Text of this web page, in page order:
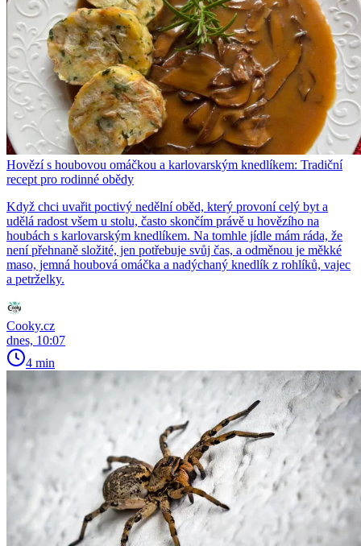
Hovězí s houbovou omáčkou a karlovarským knedlíkem: Tradiční
recept pro rodinné obědy
Když chci uvařit poctivý nedělní oběd, který provoní celý byt a
udělá radost všem u stolu, často skončím právě u hovězího na
houbách s karlovarským knedlíkem. Na tomhle jídle mám ráda, že
není přehnaně složité, jen potřebuje svůj čas, a odměnou je měkké
maso, jemná houbová omáčka a nadýchaný knedlík z rohlíků, vajec
a petrželky.
Cooky.cz
dnes, 10:07
4 min